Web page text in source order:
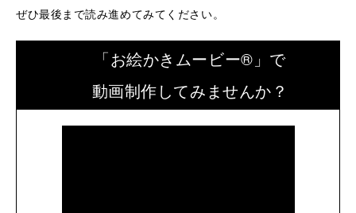
ぜひ最後まで読み進めてみてください。
「お絵かきムービー®」で
動画制作してみませんか？